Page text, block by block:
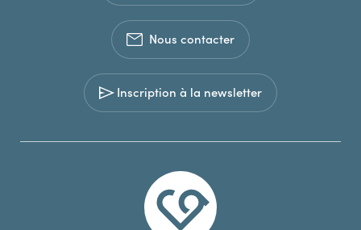
Nous contacter
Inscription à la newsletter